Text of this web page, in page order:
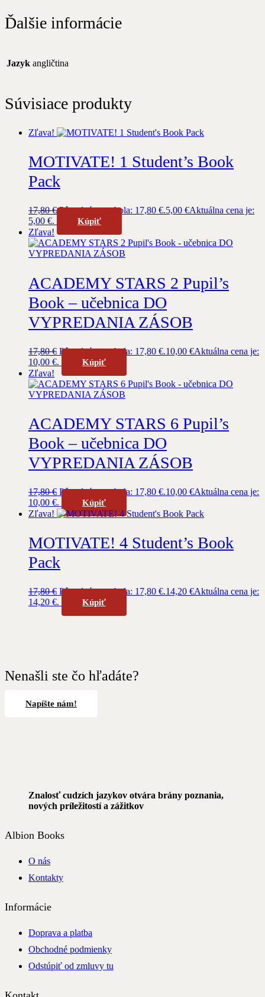
Ďalšie informácie
Jazyk angličtina
Súvisiace produkty
Zľava!
MOTIVATE! 1 Student’s Book
Pack
17,80€ Pôvodná cena bola: 17,80 €.5,00 €Aktuálna cena je:
5,00 €.
Kúpiť
Zľava!
ACADEMY STARS 2 Pupil’s
Book – učebnica DO
VYPREDANIA ZÁSOB
17,80€ Pôvodná cena bola: 17,80 €.10,00 €Aktuálna cena je:
10,00 €.
Kúpiť
Zľava!
ACADEMY STARS 6 Pupil’s
Book – učebnica DO
VYPREDANIA ZÁSOB
17,80€ Pôvodná cena bola: 17,80 €.10,00 €Aktuálna cena je:
10,00 €.
Kúpiť
Zľava!
MOTIVATE! 4 Student’s Book
Pack
17,80€ Pôvodná cena bola: 17,80 €.14,20 €Aktuálna cena je:
14,20 €.
Kúpiť
Nenašli ste čo hľadáte?
Napíšte nám!
Znalosť cudzích jazykov otvára brány poznania,
nových príležitostí a zážitkov
Albion Books
O nás
Kontakty
Informácie
Doprava a platba
Obchodné podmienky
Odstúpiť od zmluvy tu